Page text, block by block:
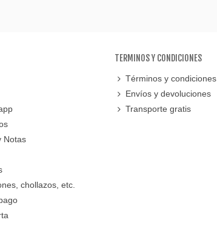
Notas
chollazos, etc.
TERMINOS Y CONDICIONES
Términos y condiciones
Envíos y devoluciones
Transporte gratis